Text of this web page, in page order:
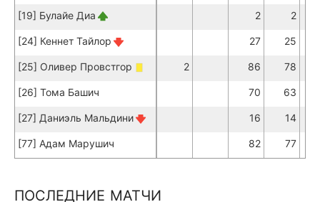
[19] Булайе Диа 2 2
[24] Кеннет Тайлор 27 25
[25] Оливер Провстгор 2 86 78
[26] Тома Башич 70 63
[27] Даниэль Мальдини 16 14
[77] Адам Марушич 82 77
ПОСЛЕДНИЕ МАТЧИ